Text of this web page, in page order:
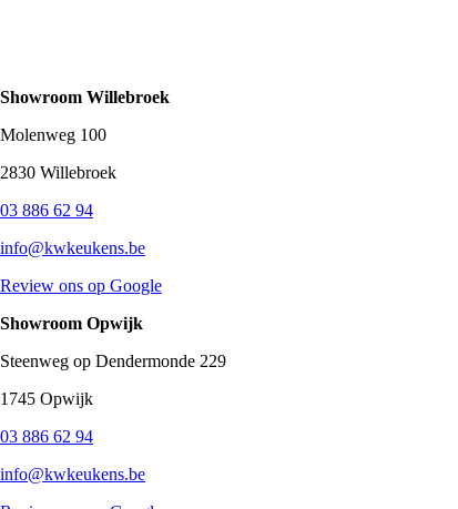
Showroom Willebroek
Molenweg 100
2830 Willebroek
03 886 62 94
info@kwkeukens.be
Review ons op Google
Showroom Opwijk
Steenweg op Dendermonde 229
1745 Opwijk
03 886 62 94
info@kwkeukens.be